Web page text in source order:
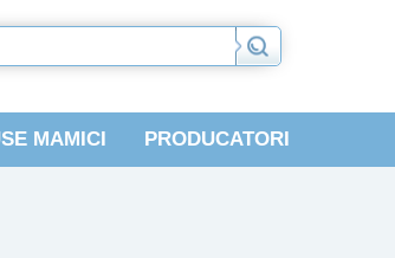
MAMICI PRODUCATORI